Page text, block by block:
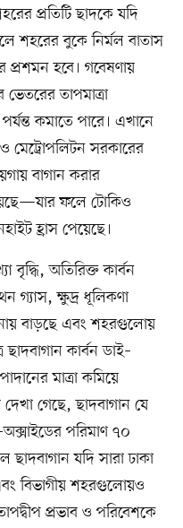
প্রতিটি ছাদকে যদি
শহরের বুকে নির্মল বাতাস
প্রশমন হবে। গবেষণায়
ভেতরের তাপমাত্রা
কমাতে পারে। এখানে
মেট্রোপলিটন সরকারের
বাগান করার
ফলে টোকিও
হ্রাস পেয়েছে।
অতিরিক্ত কার্বন
গ্যাস, ক্ষুদ্র ধূলিকণা
বাড়ছে এবং শহরগুলোয়
ছাদবাগান কার্বন ডাই–
মাত্রা কমিয়ে
দেখা গেছে, ছাদবাগান যে
পরিমাণ ৭০
ছাদবাগান যদি সারা ঢাকা
বিভাগীয় শহরগুলোয়ও
প্রভাব ও পরিবেশকে